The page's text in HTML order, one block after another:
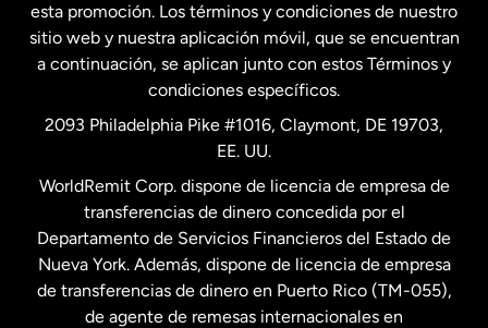
Nueva Zelanda
Países Bajos
Suecia
esta promoción. Los términos y condiciones de nuestro
sitio web y nuestra aplicación móvil, que se encuentran
a continuación, se aplican junto con estos Términos y
condiciones específicos.
2093 Philadelphia Pike #1016, Claymont, DE 19703,
EE. UU.
WorldRemit Corp. dispone de licencia de empresa de
transferencias de dinero concedida por el
Departamento de Servicios Financieros del Estado de
Nueva York. Además, dispone de licencia de empresa
de transferencias de dinero en Puerto Rico (TM-055),
de agente de remesas internacionales en